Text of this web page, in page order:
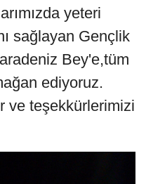
yeteri
sağlayan Gençlik
Bey'e,tüm
ediyoruz.
ve teşekkürlerimizi